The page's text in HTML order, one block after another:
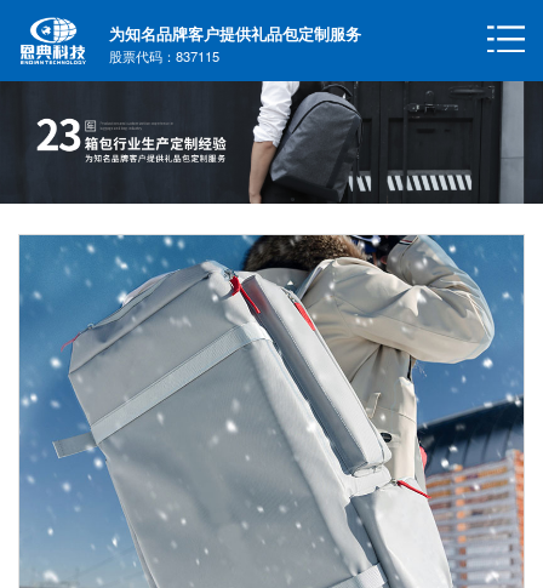
为知名品牌客户提供礼品包定制服务
股票代码：837115